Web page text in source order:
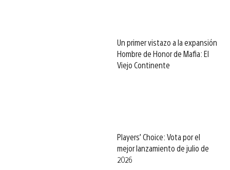
Un primer vistazo a la expansión
Hombre de Honor de Mafia: El
Viejo Continente
Players’ Choice: Vota por el
mejor lanzamiento de julio de
2026